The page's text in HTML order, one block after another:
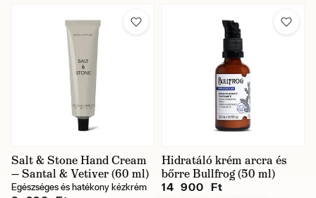
Salt & Stone Hand Cream
— Santal & Vetiver (60 ml)
Egészséges és hatékony kézkrém
Hidratáló krém arcra és
bőrre Bullfrog (50 ml)
14 900 Ft